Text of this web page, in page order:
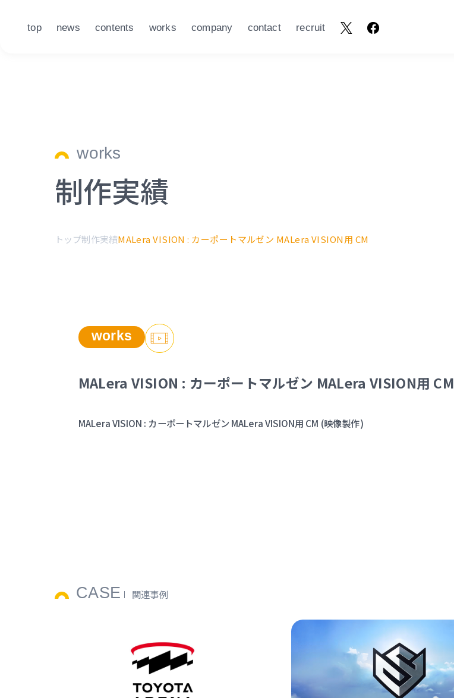
top news contents works company contact recruit
works
制作実績
トップ制作実績MALera VISION : カーポートマルゼン MALera VISION用 CM
works
MALera VISION : カーポートマルゼン MALera VISION用 CM
MALera VISION : カーポートマルゼン MALera VISION用 CM (映像製作)
CASE 関連事例